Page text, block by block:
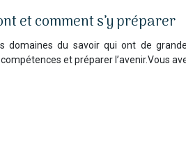
et comment s’y préparer
du savoir qui ont de
et préparer l’avenir.Vous